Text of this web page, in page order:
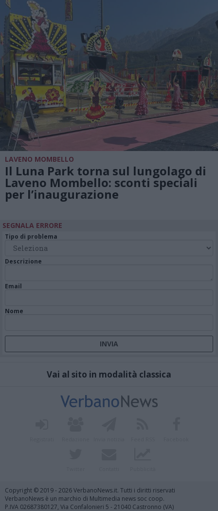
LAVENO MOMBELLO
Il Luna Park torna sul lungolago di
Laveno Mombello: sconti speciali
per l’inaugurazione
SEGNALA ERRORE
Tipo di problema
Descrizione
Email
Nome
Vai al sito in modalità classica
Copyright © 2019 - 2026 VerbanoNews.it. Tutti i diritti riservati
VerbanoNews è un marchio di Multimedia news soc coop.
P.IVA 02687380127, Via Confalonieri 5 - 21040 Castronno (VA)